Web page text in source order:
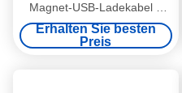
Magnet-USB-Ladekabel 8
Pins Schnellladung zur
Datenübertragung
Erhalten Sie besten
Preis